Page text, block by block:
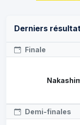
Derniers
Finale
Demi-finales